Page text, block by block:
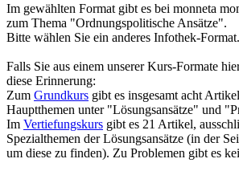
Im gewählten Format gibt es bei monneta
zum Thema "Ordnungspolitische Ansätze".
Bitte wählen Sie ein anderes Infothek-Format.
Falls Sie aus einem unserer Kurs-Formate
diese Erinnerung:
Zum Grundkurs gibt es insgesamt acht
Hauptthemen unter "Lösungsansätze" und
Im Vertiefungskurs gibt es 21 Artikel,
Spezialthemen der Lösungsansätze (in der
um diese zu finden). Zu Problemen gibt es